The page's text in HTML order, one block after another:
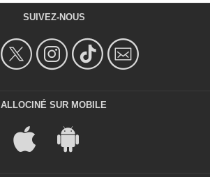
SUIVEZ-NOUS
ALLOCINÉ SUR MOBILE